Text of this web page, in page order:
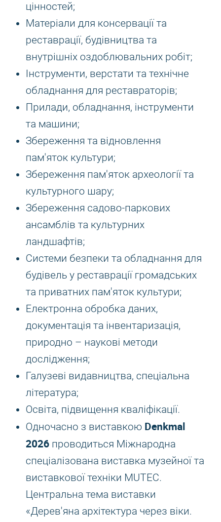
цінностей;
Матеріали для консервації та
реставрації, будівництва та
внутрішніх оздоблювальних робіт;
Інструменти, верстати та технічне
обладнання для реставраторів;
Прилади, обладнання, інструменти
та машини;
Збереження та відновлення
пам'яток культури;
Збереження пам'яток археології та
культурного шару;
Збереження садово-паркових
ансамблів та культурних
ландшафтів;
Системи безпеки та обладнання для
будівель у реставрації громадських
та приватних пам'яток культури;
Електронна обробка даних,
документація та інвентаризація,
природно – наукові методи
дослідження;
Галузеві видавництва, спеціальна
література;
Освіта, підвищення кваліфікації.
Одночасно з виставкою Denkmal
2026 проводиться Міжнародна
спеціалізована виставка музейної та
виставкової техніки MUTEC.
Центральна тема виставки
«Дерев'яна архітектура через віки.